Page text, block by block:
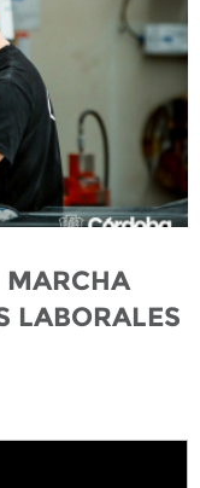
MARCHA
LABORALES